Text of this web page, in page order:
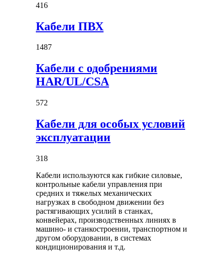
416
Кабели ПВХ
1487
Кабели с одобрениями
HAR/UL/CSA
572
Кабели для особых условий
эксплуатации
318
Кабели используются как гибкие силовые,
контрольные кабели управления при
средних и тяжелых механических
нагрузках в свободном движении без
растягивающих усилий в станках,
конвейерах, производственных линиях в
машино- и станкостроении, транспортном и
другом оборудовании, в системах
кондиционирования и т.д.